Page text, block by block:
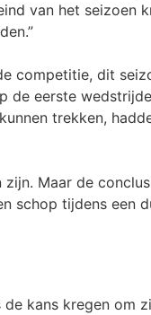
van het seizoen
competitie, dit
de eerste
trekken,
Maar de
schop tijdens een
kans kregen om